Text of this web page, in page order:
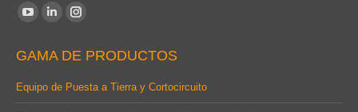
Find us on:
opens
in
Linkedin
opens
in
Instagram
opens
in
GAMA DE PRODUCTOS
Equipo de Puesta a Tierra y Cortocircuito